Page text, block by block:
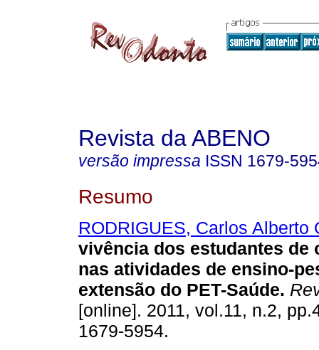
Revista da ABENO
versão impressa ISSN 1679-
Resumo
RODRIGUES, Carlos Alberto
vivência dos estudantes de
nas atividades de ensino-
extensão do PET-Saúde.
[online]. 2011, vol.11, n.2,
1679-5954.